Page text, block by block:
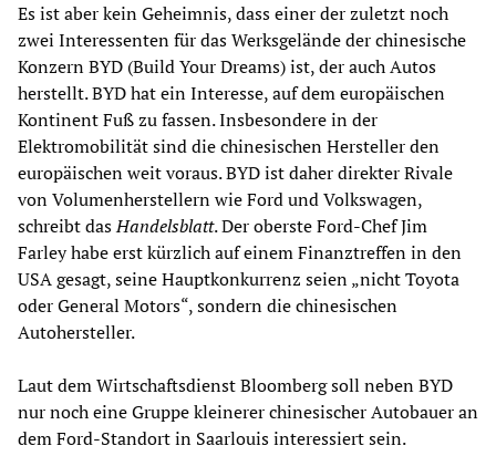
Es ist aber kein Geheimnis, dass einer der zuletzt noch
zwei Interessenten für das Werksgelände der chinesische
Konzern BYD (Build Your Dreams) ist, der auch Autos
herstellt. BYD hat ein Interesse, auf dem europäischen
Kontinent Fuß zu fassen. Insbesondere in der
Elektromobilität sind die chinesischen Hersteller den
europäischen weit voraus. BYD ist daher direkter Rivale
von Volumenherstellern wie Ford und Volkswagen,
schreibt dasHandelsblatt. Der oberste Ford-Chef Jim
Farley habe erst kürzlich auf einem Finanztreffen in den
USA gesagt, seine Hauptkonkurrenz seien „nicht Toyota
oder General Motors“, sondern die chinesischen
Autohersteller.
Laut dem Wirtschaftsdienst Bloomberg soll neben BYD
nur noch eine Gruppe kleinerer chinesischer Autobauer an
dem Ford-Standort in Saarlouis interessiert sein.